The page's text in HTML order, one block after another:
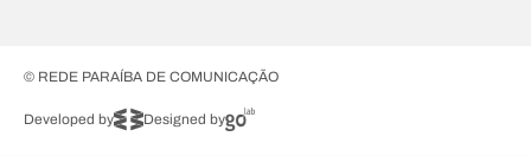
© REDE PARAÍBA DE COMUNICAÇÃO
Developed by Designed by